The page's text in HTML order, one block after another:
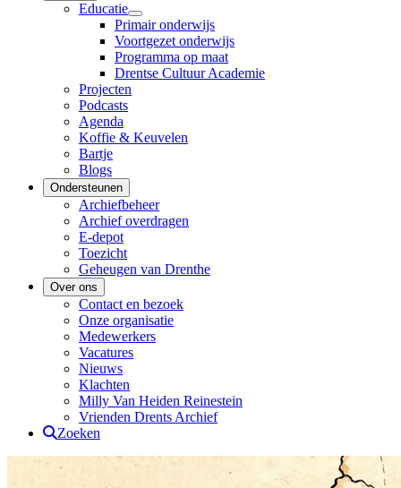
Educatie
Primair onderwijs
Voortgezet onderwijs
Programma op maat
Drentse Cultuur Academie
Projecten
Podcasts
Agenda
Koffie & Keuvelen
Bartje
Blogs
Ondersteunen
Archiefbeheer
Archief overdragen
E-depot
Toezicht
Geheugen van Drenthe
Over ons
Contact en bezoek
Onze organisatie
Medewerkers
Vacatures
Nieuws
Klachten
Milly Van Heiden Reinestein
Vrienden Drents Archief
Zoeken
Drents Archief